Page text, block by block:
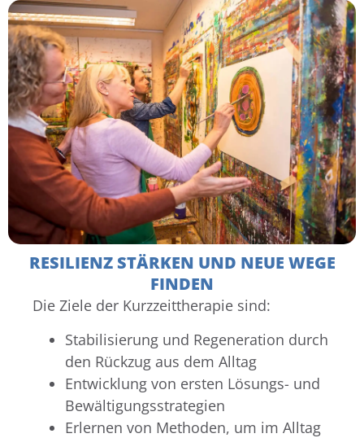
RESILIENZ STÄRKEN UND NEUE WEGE
FINDEN
Die Ziele der Kurzzeittherapie sind:
Stabilisierung und Regeneration durch
den Rückzug aus dem Alltag
Entwicklung von ersten Lösungs- und
Bewältigungsstrategien
Erlernen von Methoden, um im Alltag